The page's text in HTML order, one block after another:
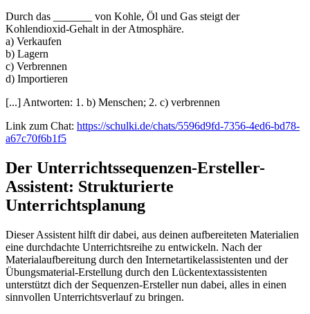
Durch das _______ von Kohle, Öl und Gas steigt der
Kohlendioxid-Gehalt in der Atmosphäre.
a) Verkaufen
b) Lagern
c) Verbrennen
d) Importieren
[...] Antworten: 1. b) Menschen; 2. c) verbrennen
Link zum Chat: https://schulki.de/chats/5596d9fd-7356-4ed6-bd78-
a67c70f6b1f5
Der Unterrichtssequenzen-Ersteller-
Assistent: Strukturierte
Unterrichtsplanung
Dieser Assistent hilft dir dabei, aus deinen aufbereiteten Materialien
eine durchdachte Unterrichtsreihe zu entwickeln. Nach der
Materialaufbereitung durch den Internetartikelassistenten und der
Übungsmaterial-Erstellung durch den Lückentextassistenten
unterstützt dich der Sequenzen-Ersteller nun dabei, alles in einen
sinnvollen Unterrichtsverlauf zu bringen.